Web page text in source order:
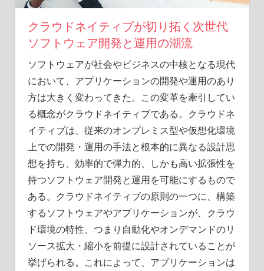
力
へ。
クラウドネイティブが切り拓く次世代
ソフトウェア開発と運用の潮流
ソフトウェアが社会やビジネスの中核となる現代
において、アプリケーションの開発や運用のあり
方は大きく変わってきた。 この変革を牽引してい
る概念がクラウドネイティブである。クラウドネ
イティブは、従来のオンプレミス型や仮想化環境
上での開発・運用の手法と根本的に異なる設計思
想を持ち、効率的で弾力的、しかも高い拡張性を
持つソフトウェア開発と運用を可能にするもので
ある。クラウドネイティブの原則の一つに、構築
するソフトウェアやアプリケーションが、クラウ
ド環境の特性、つまり自動化やオンデマンドのリ
ソース拡大・縮小を前提に設計されていることが
挙げられる。これによって、アプリケーションは